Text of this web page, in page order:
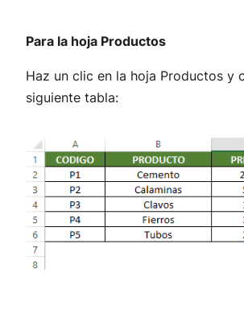
Para la hoja Productos
Haz un clic en la hoja Productos y
siguiente tabla: